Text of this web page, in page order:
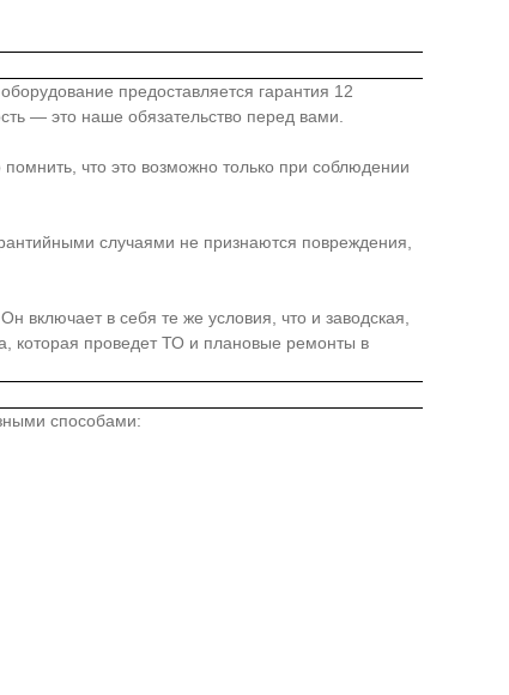
предоставляется гарантия 12
— это наше обязательство перед вами.
что это возможно только при соблюдении
случаями не признаются повреждения,
включает в себя те же условия, что и заводская,
которая проведет ТО и плановые ремонты в
способами: